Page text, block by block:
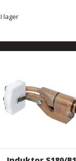
I lager